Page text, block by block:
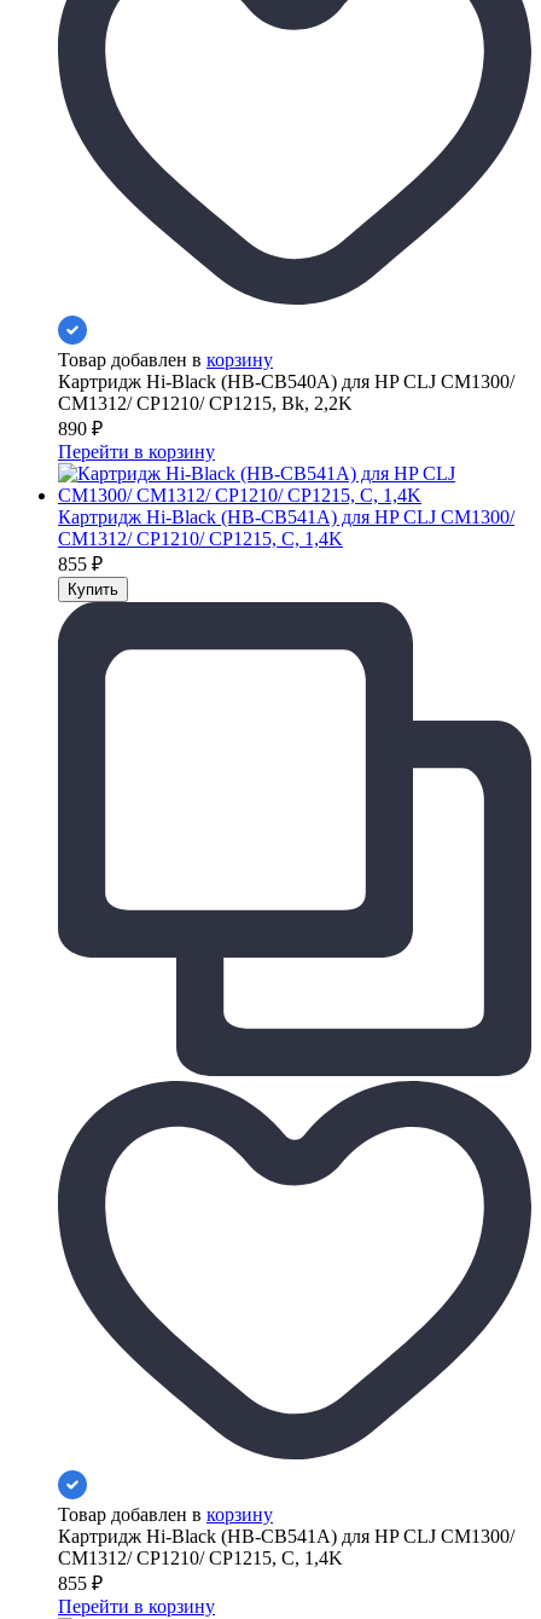
Товар добавлен в корзину
Картридж Hi-Black (HB-CB540A) для HP CLJ CM1300/
CM1312/ CP1210/ CP1215, Bk, 2,2K
890 ₽
Перейти в корзину
Картридж Hi-Black (HB-CB541A) для HP CLJ CM1300/
CM1312/ CP1210/ CP1215, C, 1,4K
855 ₽
Товар добавлен в корзину
Картридж Hi-Black (HB-CB541A) для HP CLJ CM1300/
CM1312/ CP1210/ CP1215, C, 1,4K
855 ₽
Перейти в корзину